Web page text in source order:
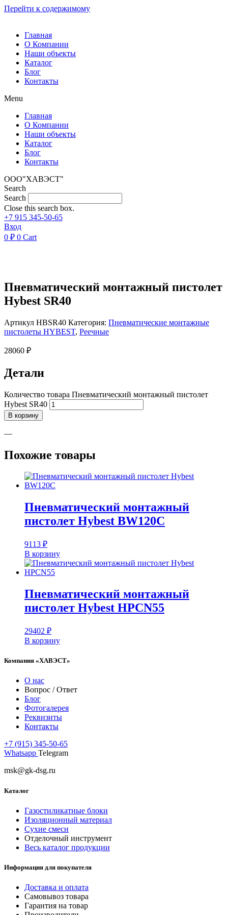
Перейти к содержимому
Главная
О Компании
Наши объекты
Каталог
Блог
Контакты
Menu
Главная
О Компании
Наши объекты
Каталог
Блог
Контакты
ООО"ХАВЭСТ"
Search
Search
Close this search box.
+7 915 345-50-65
Вход
0 ₽ 0 Cart
Пневматический монтажный пистолет
Hybest SR40
Артикул HBSR40 Категория: Пневматические монтажные
пистолеты HYBEST, Реечные
28060 ₽
Детали
Количество товара Пневматический монтажный пистолет
Hybest SR40
В корзину
—
Похожие товары
Пневматический монтажный
пистолет Hybest BW120C
9113 ₽
В корзину
Пневматический монтажный
пистолет Hybest HPCN55
29402 ₽
В корзину
Компания «ХАВЭСТ»
О нас
Вопрос / Ответ
Блог
Фотогалерея
Реквизиты
Контакты
+7 (915) 345-50-65
Whatsapp Telegram
msk@gk-dsg.ru
Каталог
Газостиликатные блоки
Изоляционный материал
Сухие смеси
Отделочный инструмент
Весь каталог продукции
Информация для покупателя
Доставка и оплата
Самовывоз товара
Гарантия на товар